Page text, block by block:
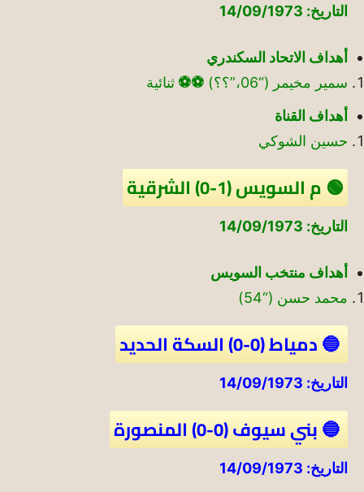
التاريخ: 14/09/1973
أهداف الاتحاد السكندري
سمير مخيمر (“06،”؟؟)
⚽
⚽ ثنائية
أهداف القناة
حسين الشوكي
🟢 م السويس (1-0) الشرقية
التاريخ: 14/09/1973
أهداف منتخب السويس
محمد حسن (“54)
🔵 دمياط (0-0) السكة الحديد
التاريخ: 14/09/1973
🔵 بني سيوف (0-0) المنصورة
التاريخ: 14/09/1973